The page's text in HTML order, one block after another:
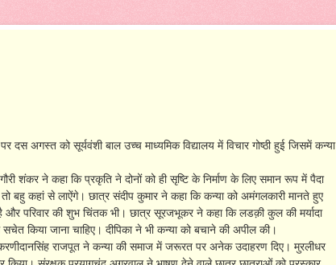
अगस्त को सूर्यवंशी बाल उच्च माध्यमिक विद्यालय में विचार गोष्ठी हुई जिसमें कन्या
शंकर ने कहा कि प्रकृति ने दोनों को ही सृष्टि के निर्माण के लिए समान रूप में पैदा
बहु कहां से लाऐंगे। छात्र संदीप कुमार ने कहा कि कन्या को अमंगलकारी मानते हुए
परिवार की शुभ चिंतक भी। छात्र सूरजभूकर ने कहा कि लडक़ी कुल की मर्यादा
किया जाना चाहिए। दीपिका ने भी कन्या को बचाने की अपील की।
राजपूत ने कन्या की समाज में जरूरत पर अनेक उदाहरण दिए। मुरलीधर